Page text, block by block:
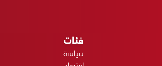
فئات
سياسة